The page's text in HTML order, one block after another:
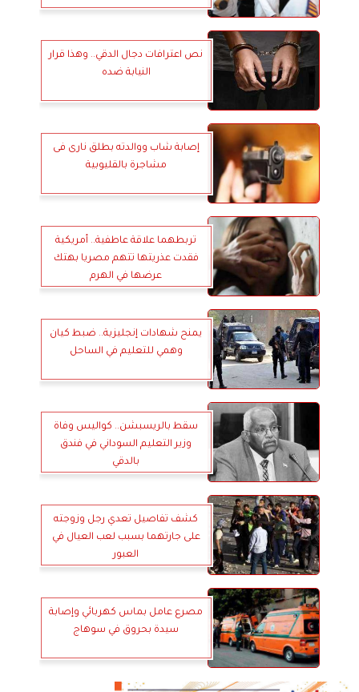
نص اعترافات دجال الدقي.. وهذا قرار
النيابة ضده
إصابة شاب ووالدته بطلق نارى فى
مشاجرة بالقليوبية
تربطهما علاقة عاطفية.. أمريكية
فقدت عذريتها تتهم مصريا بهتك
عرضها في الهرم
يمنح شهادات إنجليزية.. ضبط كيان
وهمي للتعليم في الساحل
سقط بالريسبشن.. كواليس وفاة
وزير التعليم السوداني في فندق
بالدقي
كشف تفاصيل تعدي رجل وزوجته
على جارتهما بسبب لعب العيال في
العبور
مصرع عامل بماس كهربائي وإصابة
سيدة بحروق في سوهاج